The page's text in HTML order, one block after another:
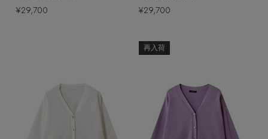
¥29,700 ¥29,700
再入荷